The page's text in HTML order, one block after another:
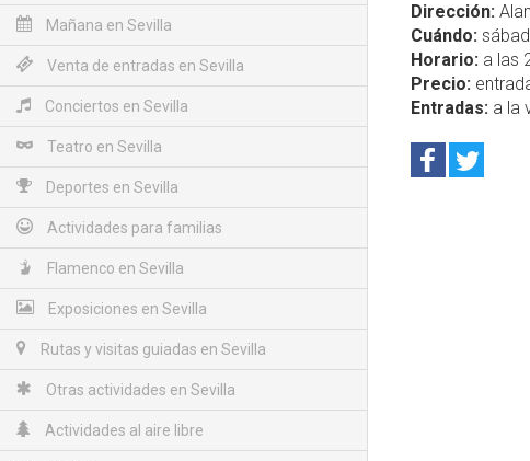
Mañana en Sevilla
Venta de entradas en Sevilla
Conciertos en Sevilla
Teatro en Sevilla
Deportes en Sevilla
Actividades para familias
Flamenco en Sevilla
Exposiciones en Sevilla
Rutas y visitas guiadas en Sevilla
Otras actividades en Sevilla
Actividades al aire libre
Dirección:
Cuándo:
Horario: a las
Precio:
Entradas: a la